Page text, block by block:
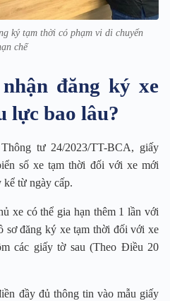
ký tạm thời có phạm vi di chuyển
chế
đăng ký xe
lực bao lâu?
tư 24/2023/TT-BCA, giấy
số xe tạm thời đối với xe mới
kể từ ngày cấp.
xe có thể gia hạn thêm 1 lần với
sơ đăng ký xe tạm thời đối với xe
các giấy tờ sau (Theo Điều 20
đầy đủ thông tin vào mẫu giấy